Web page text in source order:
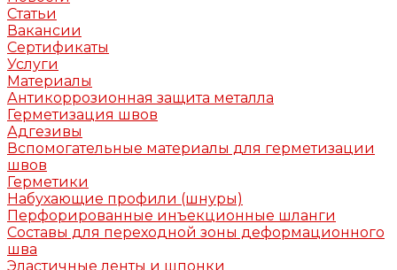
Статьи
Вакансии
Сертификаты
Услуги
Материалы
Антикоррозионная защита металла
Герметизация швов
Адгезивы
Вспомогательные материалы для герметизации
швов
Герметики
Набухающие профили (шнуры)
Перфорированные инъекционные шланги
Составы для переходной зоны деформационного
шва
Эластичные ленты и шпонки